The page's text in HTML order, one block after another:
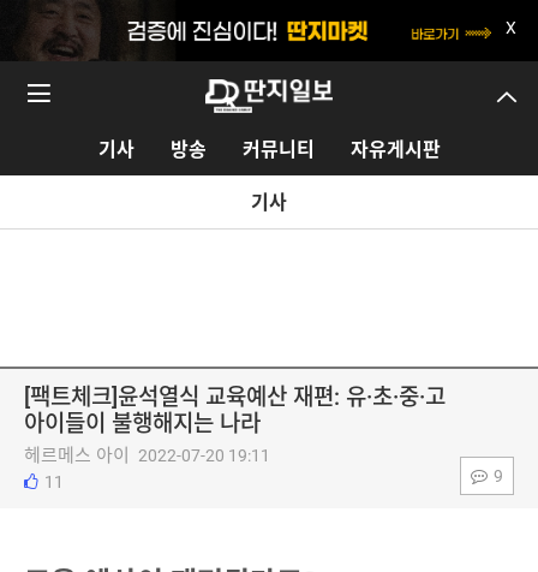
X
기사 방송 커뮤니티 자유게시판
기사
[팩트체크]윤석열식 교육예산 재편: 유·초·중·고
아이들이 불행해지는 나라
헤르메스 아이
2022-07-20 19:11
11
9